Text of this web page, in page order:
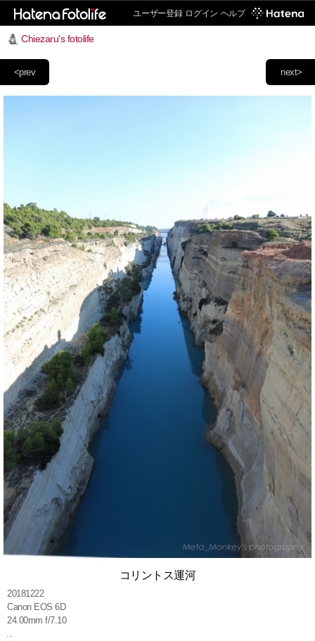
ユーザー登録 ログイン ヘルプ
Chiezaru's fotolife
next>
<prev
コリントス運河
20181222
Canon EOS 6D
24.00mm f/7.10